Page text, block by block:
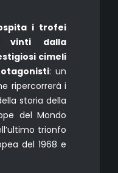
i trofei
vinti dalla
cimeli
: un
ripercorrerà i
storia della
del Mondo
trionfo
del 1968 e